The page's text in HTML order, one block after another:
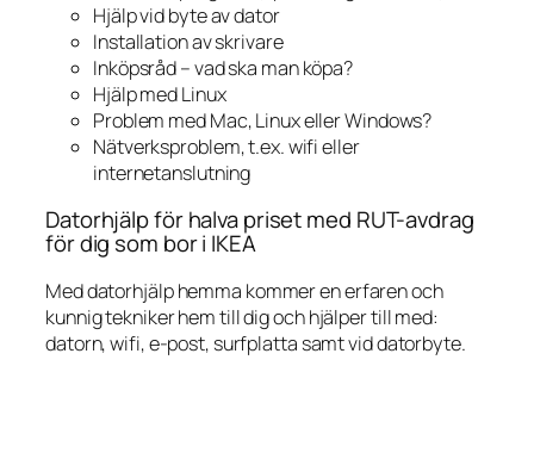
Hjälp vid byte av dator
Installation av skrivare
Inköpsråd – vad ska man köpa?
Hjälp med Linux
Problem med Mac, Linux eller Windows?
Nätverksproblem, t.ex. wifi eller
internetanslutning
Datorhjälp för halva priset med RUT-avdrag
för dig som bor i IKEA
Med datorhjälp hemma kommer en erfaren och
kunnig tekniker hem till dig och hjälper till med:
datorn, wifi, e-post, surfplatta samt vid datorbyte.